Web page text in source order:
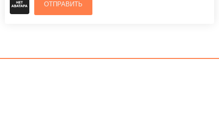
ОТПРАВИТЬ